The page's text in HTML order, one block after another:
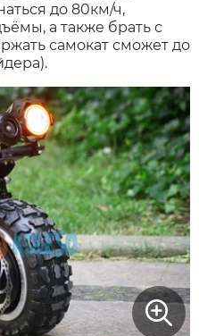
до 80км/ч,
а также брать с
самокат сможет до